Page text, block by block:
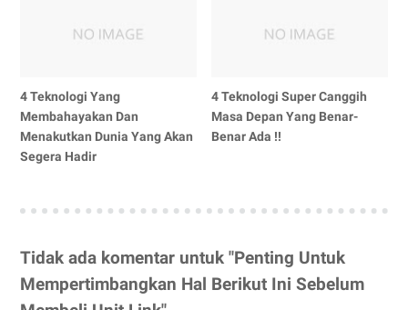
4 Teknologi Yang
Membahayakan Dan
Menakutkan Dunia Yang Akan
Segera Hadir
4 Teknologi Super Canggih
Masa Depan Yang Benar-
Benar Ada !!
Tidak ada komentar untuk "Penting Untuk
Mempertimbangkan Hal Berikut Ini Sebelum